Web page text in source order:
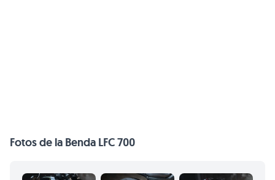
Fotos de la Benda LFC 700